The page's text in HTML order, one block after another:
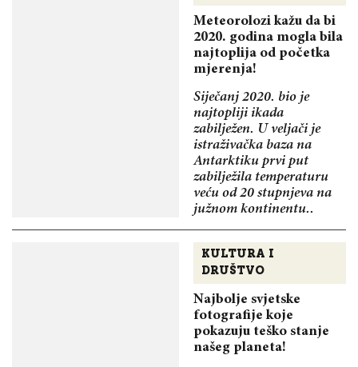
Meteorolozi kažu da bi
2020. godina mogla bila
najtoplija od početka
mjerenja!
Siječanj 2020. bio je
najtopliji ikada
zabilježen. U veljači je
istraživačka baza na
Antarktiku prvi put
zabilježila temperaturu
veću od 20 stupnjeva na
južnom kontinentu..
KULTURA I
DRUŠTVO
Najbolje svjetske
fotografije koje
pokazuju teško stanje
našeg planeta!